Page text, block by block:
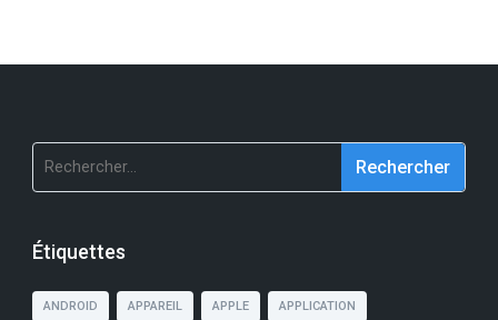
Rechercher :
Étiquettes
ANDROID APPAREIL APPLE APPLICATION